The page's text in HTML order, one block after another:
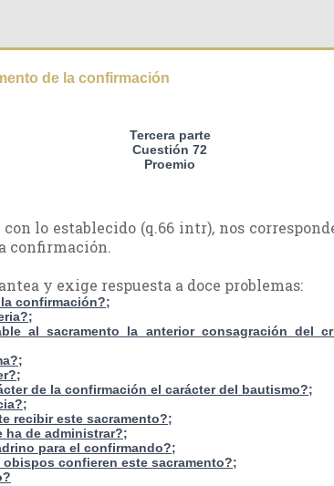
de la confirmación
Tercera parte
Cuestión 72
Proemio
lo establecido (q.66 intr), nos
confirmación.
y exige respuesta a doce problemas:
confirmación?;
al sacramento la anterior consagración del
de la confirmación el carácter del bautismo?;
recibir este sacramento?;
ha de administrar?;
para el confirmando?;
obispos confieren este sacramento?;